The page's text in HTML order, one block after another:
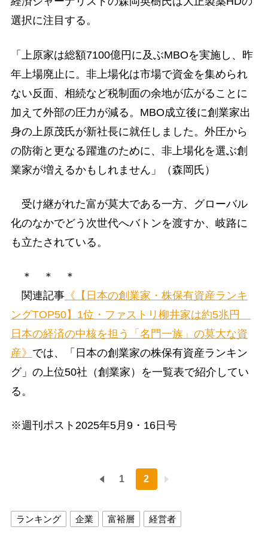
選択に注目する。
「上原家は総額7100億円に及ぶMBOを実施し、昨
年上場廃止に。非上場化は市場で資金を集められ
ない反面、相続など税制面の余地が広がることに
加えて外部の圧力が減る。MBO成立後に創業家出
身の上原茂氏が新社長に就任しました。外圧から
の防衛と更なる躍進のために、非上場化を選ぶ創
業家が増えるかもしれません」（森岡氏）
受け継がれた富が莫大である一方、グローバル
化のなかでどう次世代へバトンを渡すか、岐路に
も立たされている。
＊ ＊ ＊
関連記事《【日本の創業家・株保有資産ランキ
ングTOP50】1位・ファストリ柳井家は約5兆円
日本の経済の中核を担う「名門一族」の莫大な資
産》 では、「日本の創業家の株保有資産ランキン
グ」の上位50社（創業家）を一覧表で紹介してい
る。
※週刊ポスト2025年5月9・16日号
1 2
ランキング 企業 富裕層 経営者